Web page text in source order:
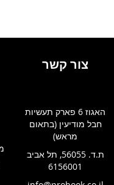
צור קשר
האגוז 6 פארק תעשיות
חבל מודיעין (בתאום
מראש)
ת.ד. 56055, תל אביב
6156001